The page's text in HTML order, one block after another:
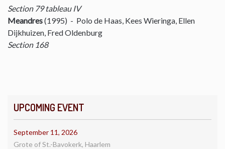
UPCOMING EVENT
September 11, 2026
Grote of St.-Bavokerk, Haarlem
Section 79 tableau IV
Meandres(1995) - Polo de Haas, Kees Wieringa, Ellen
Dijkhuizen, Fred Oldenburg
Section 168